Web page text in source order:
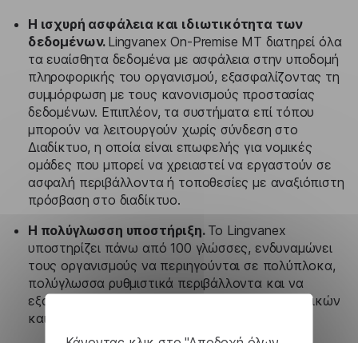
Η ισχυρή ασφάλεια και ιδιωτικότητα των
δεδομένων. Lingvanex On-Premise MT διατηρεί όλα
τα ευαίσθητα δεδομένα με ασφάλεια στην υποδομή
πληροφορικής του οργανισμού, εξασφαλίζοντας τη
συμμόρφωση με τους κανονισμούς προστασίας
δεδομένων. Επιπλέον, τα συστήματα επί τόπου
μπορούν να λειτουργούν χωρίς σύνδεση στο
Διαδίκτυο, η οποία είναι επωφελής για νομικές
ομάδες που μπορεί να χρειαστεί να εργαστούν σε
ασφαλή περιβάλλοντα ή τοποθεσίες με αναξιόπιστη
πρόσβαση στο διαδίκτυο.
Η πολύγλωσση υποστήριξη. Το Lingvanex
υποστηρίζει πάνω από 100 γλώσσες, ενδυναμώνει
τους οργανισμούς να περιηγούνται σε πολύπλοκα,
πολύγλωσσα ρυθμιστικά περιβάλλοντα και να
εξασφαλίζουν ακριβή μετάφραση κρίσιμων νομικών
και συμμόρφωσης.